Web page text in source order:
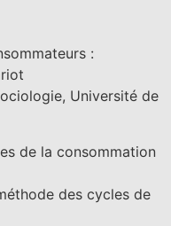
:
Université de
de la consommation
des cycles de